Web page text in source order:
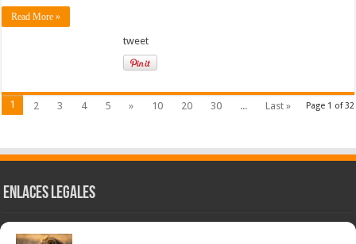
Read More »
tweet
Page 1 of 32
1 2 3 4 5 » 10 20 30 ... Last »
Enlaces Legales
Nuestra Esencia